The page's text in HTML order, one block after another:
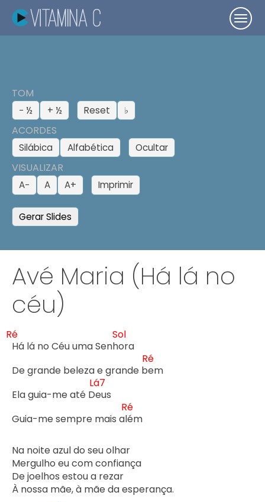
TOM
− ½ + ½ Reset ♭
ACORDES
Silábica Alfabética Ocultar
VISUALIZAR
A− A A+ Imprimir
Gerar Slides
Avé Maria (Há lá no
céu)
Ré
Há lá no Céu uma Senh
Sol
ora
De grande beleza e grande b
Ré
em
Ela guia-me até D
Lá7
eus
Guia-me sempre mais al
Ré
ém
Na noite azul do seu olhar
Mergulho eu com confiança
De joelhos estou a rezar
À nossa mãe, à mãe da esperança.